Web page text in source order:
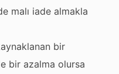
malı iade almakla
bir
bir azalma olursa